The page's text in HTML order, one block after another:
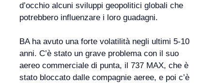
d’occhio alcuni sviluppi geopolitici globali che
potrebbero influenzare i loro guadagni.
BA ha avuto una forte volatilità negli ultimi 5-10
anni. C’è stato un grave problema con il suo
aereo commerciale di punta, il 737 MAX, che è
stato bloccato dalle compagnie aeree, e poi c’è